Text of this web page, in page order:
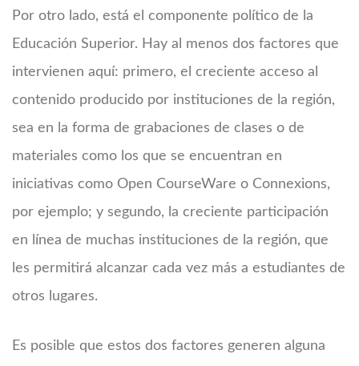
Por otro lado, está el componente político de la
Educación Superior. Hay al menos dos factores que
intervienen aquí: primero, el creciente acceso al
contenido producido por instituciones de la región,
sea en la forma de grabaciones de clases o de
materiales como los que se encuentran en
iniciativas como Open CourseWare o Connexions,
por ejemplo; y segundo, la creciente participación
en línea de muchas instituciones de la región, que
les permitirá alcanzar cada vez más a estudiantes de
otros lugares.
Es posible que estos dos factores generen alguna